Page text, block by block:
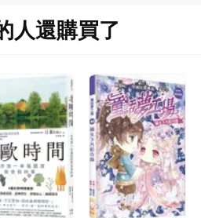
書，秉持「為所有讀者提供一個可讀性強且
於1995年首次推出，多年來已出版近700本
讀者讀完後能建立該主題的專業級知識框
）
）副教授，韋伯斯特大學日內瓦分校
與諮商學系副教授兼系主任，也是該校「創
究創造力、想像力、文化、協同合作與社會
人還購買了